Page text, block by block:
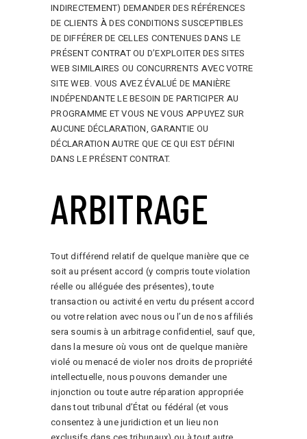
INDIRECTEMENT) DEMANDER DES RÉFÉRENCES
DE CLIENTS À DES CONDITIONS SUSCEPTIBLES
DE DIFFÉRER DE CELLES CONTENUES DANS LE
PRÉSENT CONTRAT OU D’EXPLOITER DES SITES
WEB SIMILAIRES OU CONCURRENTS AVEC VOTRE
SITE WEB. VOUS AVEZ ÉVALUÉ DE MANIÈRE
INDÉPENDANTE LE BESOIN DE PARTICIPER AU
PROGRAMME ET VOUS NE VOUS APPUYEZ SUR
AUCUNE DÉCLARATION, GARANTIE OU
DÉCLARATION AUTRE QUE CE QUI EST DÉFINI
DANS LE PRÉSENT CONTRAT.
ARBITRAGE
Tout différend relatif de quelque manière que ce
soit au présent accord (y compris toute violation
réelle ou alléguée des présentes), toute
transaction ou activité en vertu du présent accord
ou votre relation avec nous ou l’un de nos affiliés
sera soumis à un arbitrage confidentiel, sauf que,
dans la mesure où vous ont de quelque manière
violé ou menacé de violer nos droits de propriété
intellectuelle, nous pouvons demander une
injonction ou toute autre réparation appropriée
dans tout tribunal d’État ou fédéral (et vous
consentez à une juridiction et un lieu non